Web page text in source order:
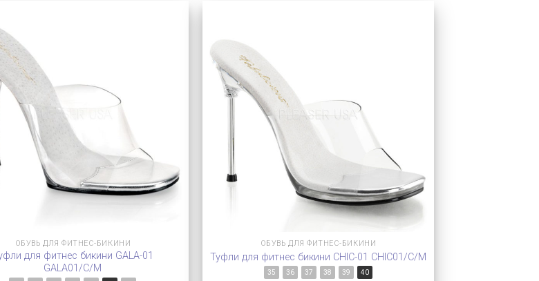
ОБУВЬ ДЛЯ ФИТНЕС-БИКИНИ
для фитнес бикини GALA-01
GALA01/C/M
ОБУВЬ ДЛЯ ФИТНЕС-БИКИНИ
Туфли для фитнес бикини CHIC-01 CHIC01/C/M
35 36 37 38 39 40